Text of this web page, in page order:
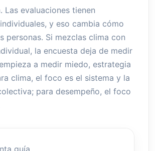
Las evaluaciones tienen
y eso cambia cómo
personas. Si mezclas clima con
la encuesta deja de medir
a medir miedo, estrategia
clima, el foco es el sistema y la
para desempeño, el foco
guía